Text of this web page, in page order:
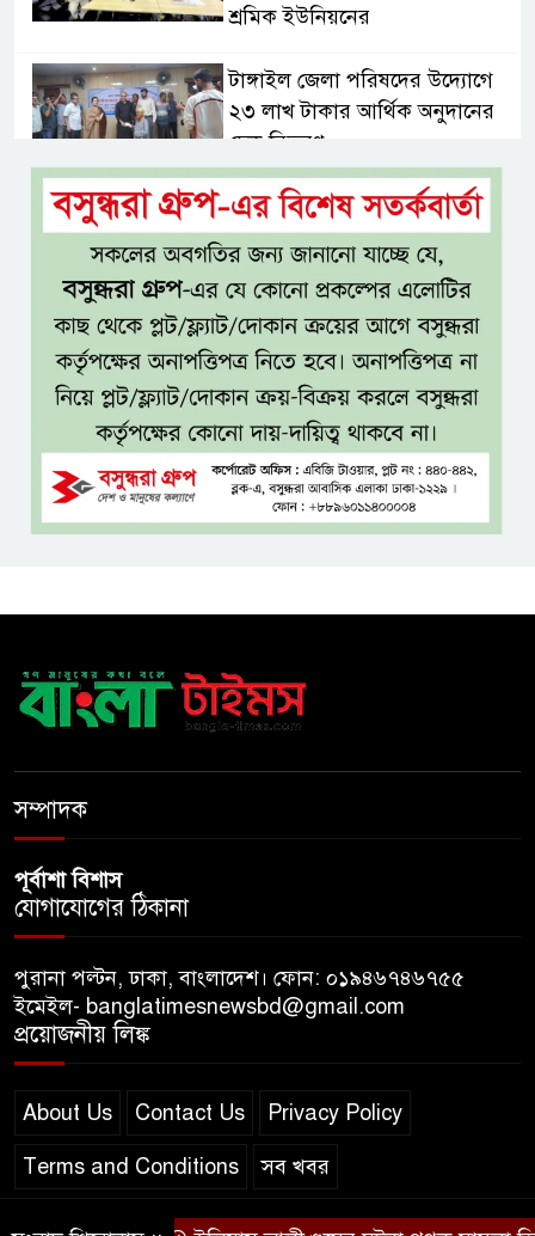
শ্রমিক ইউনিয়নের
টাঙ্গাইল জেলা পরিষদের উদ্যোগে
২৩ লাখ টাকার আর্থিক অনুদানের
চেক বিতরণ
ধলেশ্বরী থেকে অবৈধ বালু উত্তোলন,
হুমকিতে শামসুল হক সেতু
বঙ্গভবনের নতুন বাসিন্দা কি মির্জা
ফখরুল? বিএনপিতে জোর
আলোচনা, সিদ্ধান্ত নেবেন তারেক
রহমান
নদীদূষণ রোধে সমন্বিত ও কঠোর
পদক্ষেপের নির্দেশ প্রধানমন্ত্রীর
ডিজিটাল প্ল্যাটফর্ম কীভাবে বদলে
দিচ্ছে রাজনীতি?
সম্পাদক
পূর্বাশা বিশাস
যোগাযোগের ঠিকানা
পুরানা পল্টন, ঢাকা, বাংলাদেশ। ফোন: ০১৯৪৬৭৪৬৭৫৫
ইমেইল- banglatimesnewsbd@gmail.com
প্রয়োজনীয় লিঙ্ক
About Us Contact Us Privacy Policy
Terms and Conditions সব খবর